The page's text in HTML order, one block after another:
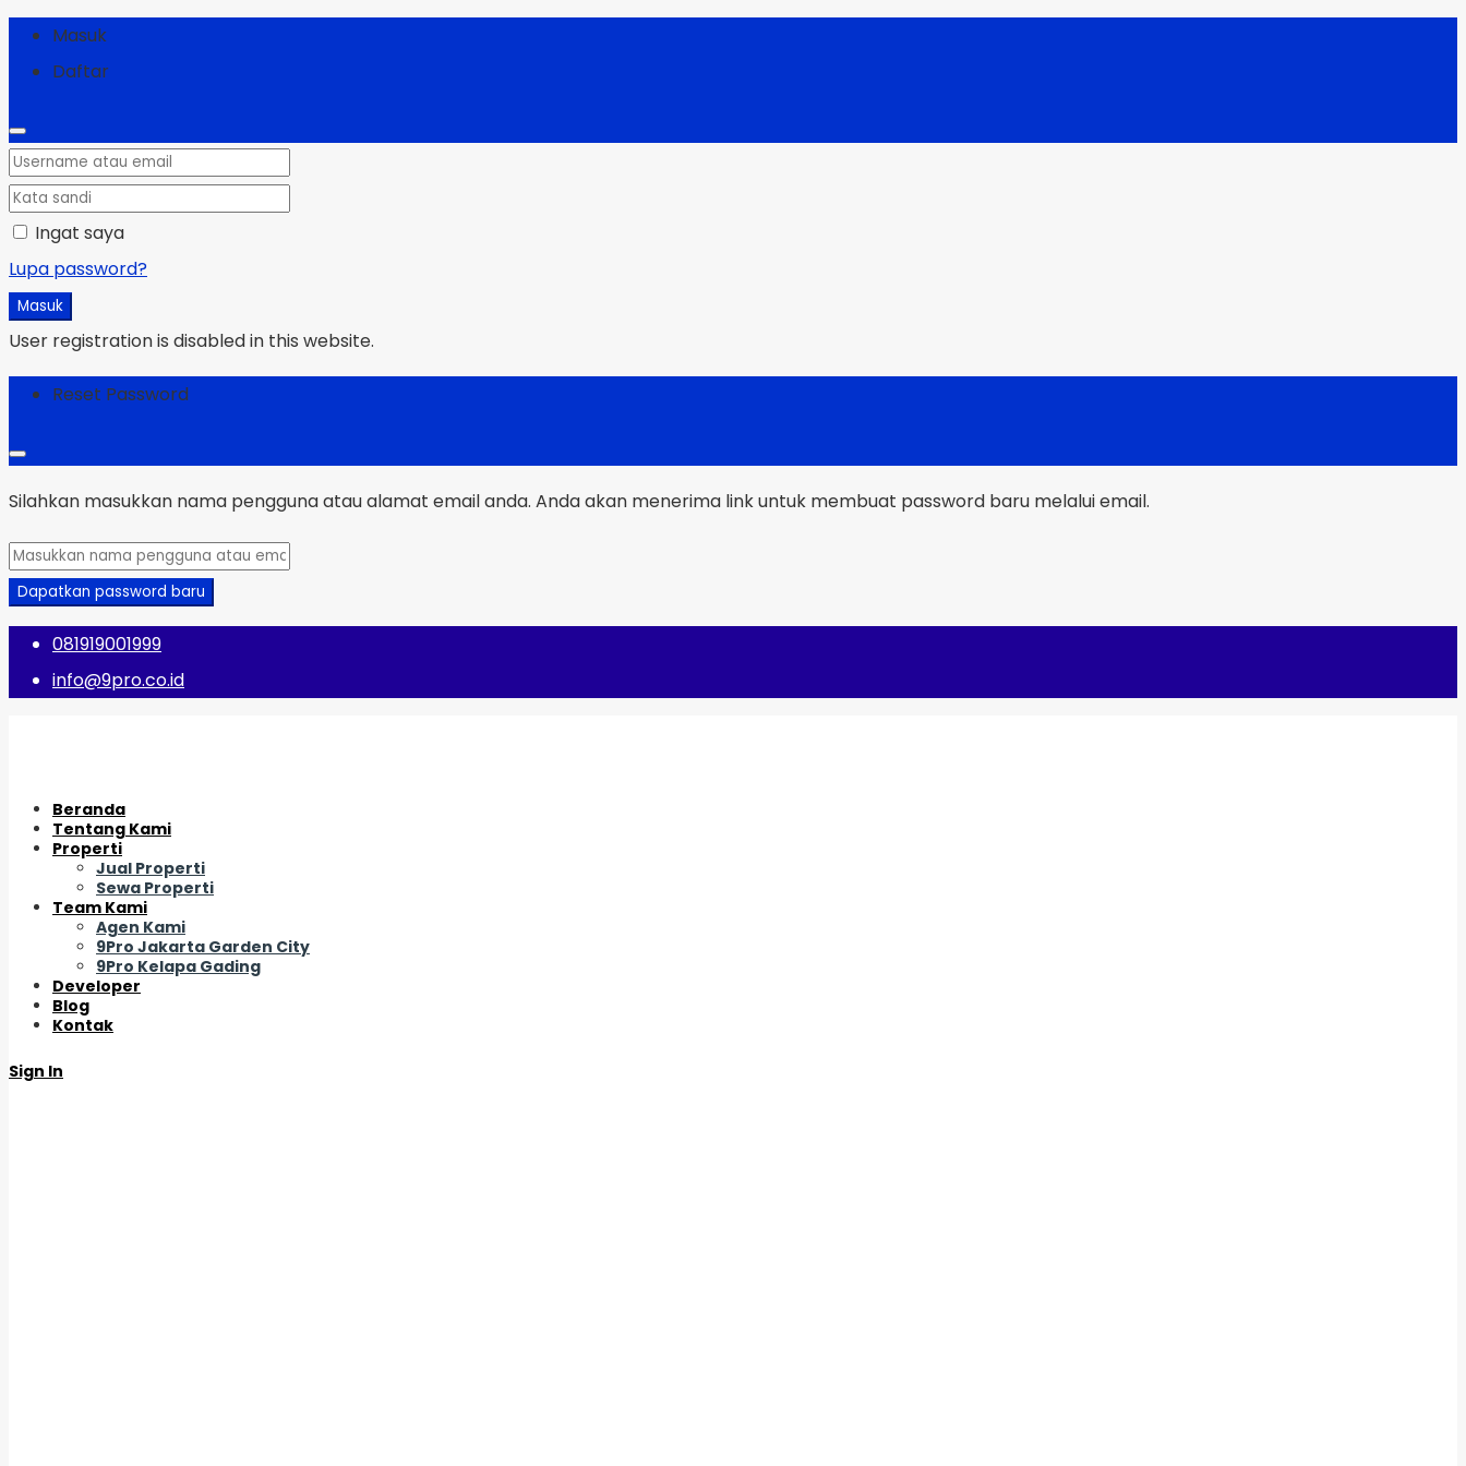
Masuk
Daftar
Ingat saya
Lupa password?
Masuk
User registration is disabled in this website.
Reset Password
Silahkan masukkan nama pengguna atau alamat email anda. Anda akan menerima link untuk membuat password baru melalui email.
Dapatkan password baru
081919001999
info@9pro.co.id
Beranda
Tentang Kami
Properti
Jual Properti
Sewa Properti
Team Kami
Agen Kami
9Pro Jakarta Garden City
9Pro Kelapa Gading
Developer
Blog
Kontak
Sign In